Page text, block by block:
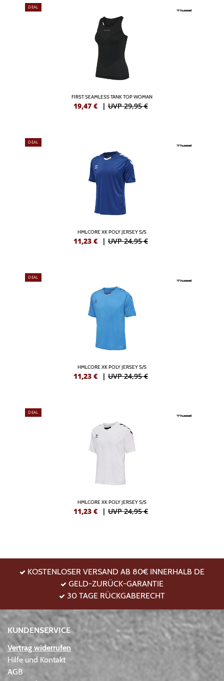
DEAL
FIRST SEAMLESS TANK TOP WOMAN
19,47 € | UVP 29,95 €
DEAL
HMLCORE XK POLY JERSEY S/S
11,23 € | UVP 24,95 €
DEAL
HMLCORE XK POLY JERSEY S/S
11,23 € | UVP 24,95 €
DEAL
HMLCORE XK POLY JERSEY S/S
11,23 € | UVP 24,95 €
KOSTENLOSER VERSAND AB 80€ INNERHALB DE
GELD-ZURÜCK-GARANTIE
30 TAGE RÜCKGABERECHT
KUNDENSERVICE
Vertrag widerrufen
Hilfe und Kontakt
AGB